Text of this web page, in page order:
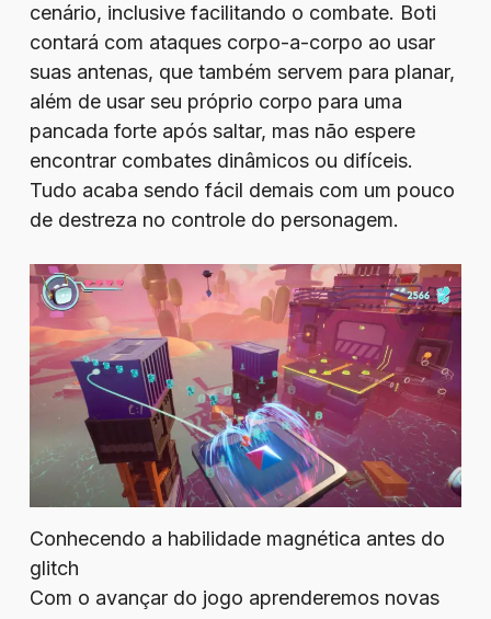
cenário, inclusive facilitando o combate. Boti
contará com ataques corpo-a-corpo ao usar
suas antenas, que também servem para planar,
além de usar seu próprio corpo para uma
pancada forte após saltar, mas não espere
encontrar combates dinâmicos ou difíceis.
Tudo acaba sendo fácil demais com um pouco
de destreza no controle do personagem.
Conhecendo a habilidade magnética antes do
glitch
Com o avançar do jogo aprenderemos novas